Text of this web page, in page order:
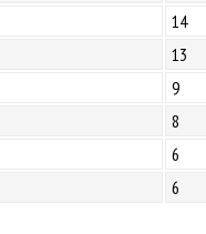
14
13
9
8
6
6